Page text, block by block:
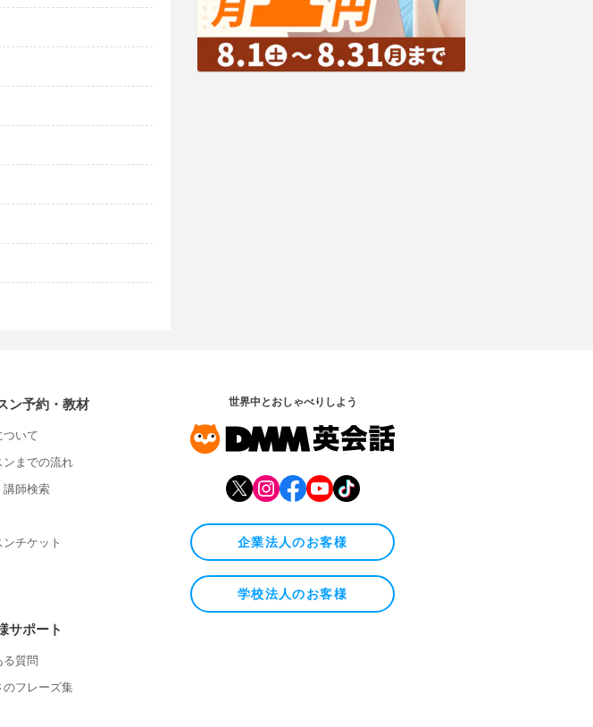
ン予約・教材
ついて
ンまでの流れ
講師検索
ンチケット
サポート
る質問
のフレーズ集
世界中とおしゃべりしよう
企業法人のお客様
学校法人のお客様